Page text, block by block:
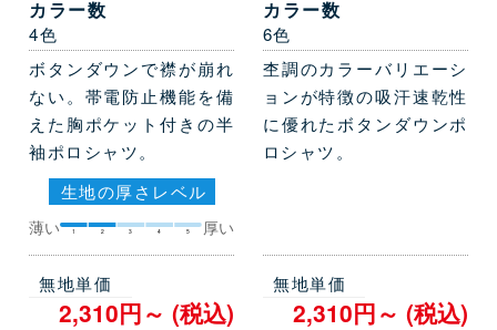
カラー数
4色
ボタンダウンで襟が崩れ
ない。帯電防止機能を備
えた胸ポケット付きの半
袖ポロシャツ。
生地の厚さレベル
薄い 1 2 3 4 5 厚い
無地単価
2,310円～ (税込)
カラー数
6色
杢調のカラーバリエーシ
ョンが特徴の吸汗速乾性
に優れたボタンダウンポ
ロシャツ。
無地単価
2,310円～ (税込)